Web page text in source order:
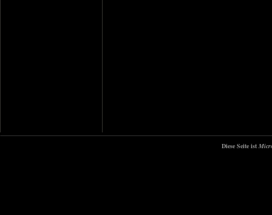
Diese Seite ist